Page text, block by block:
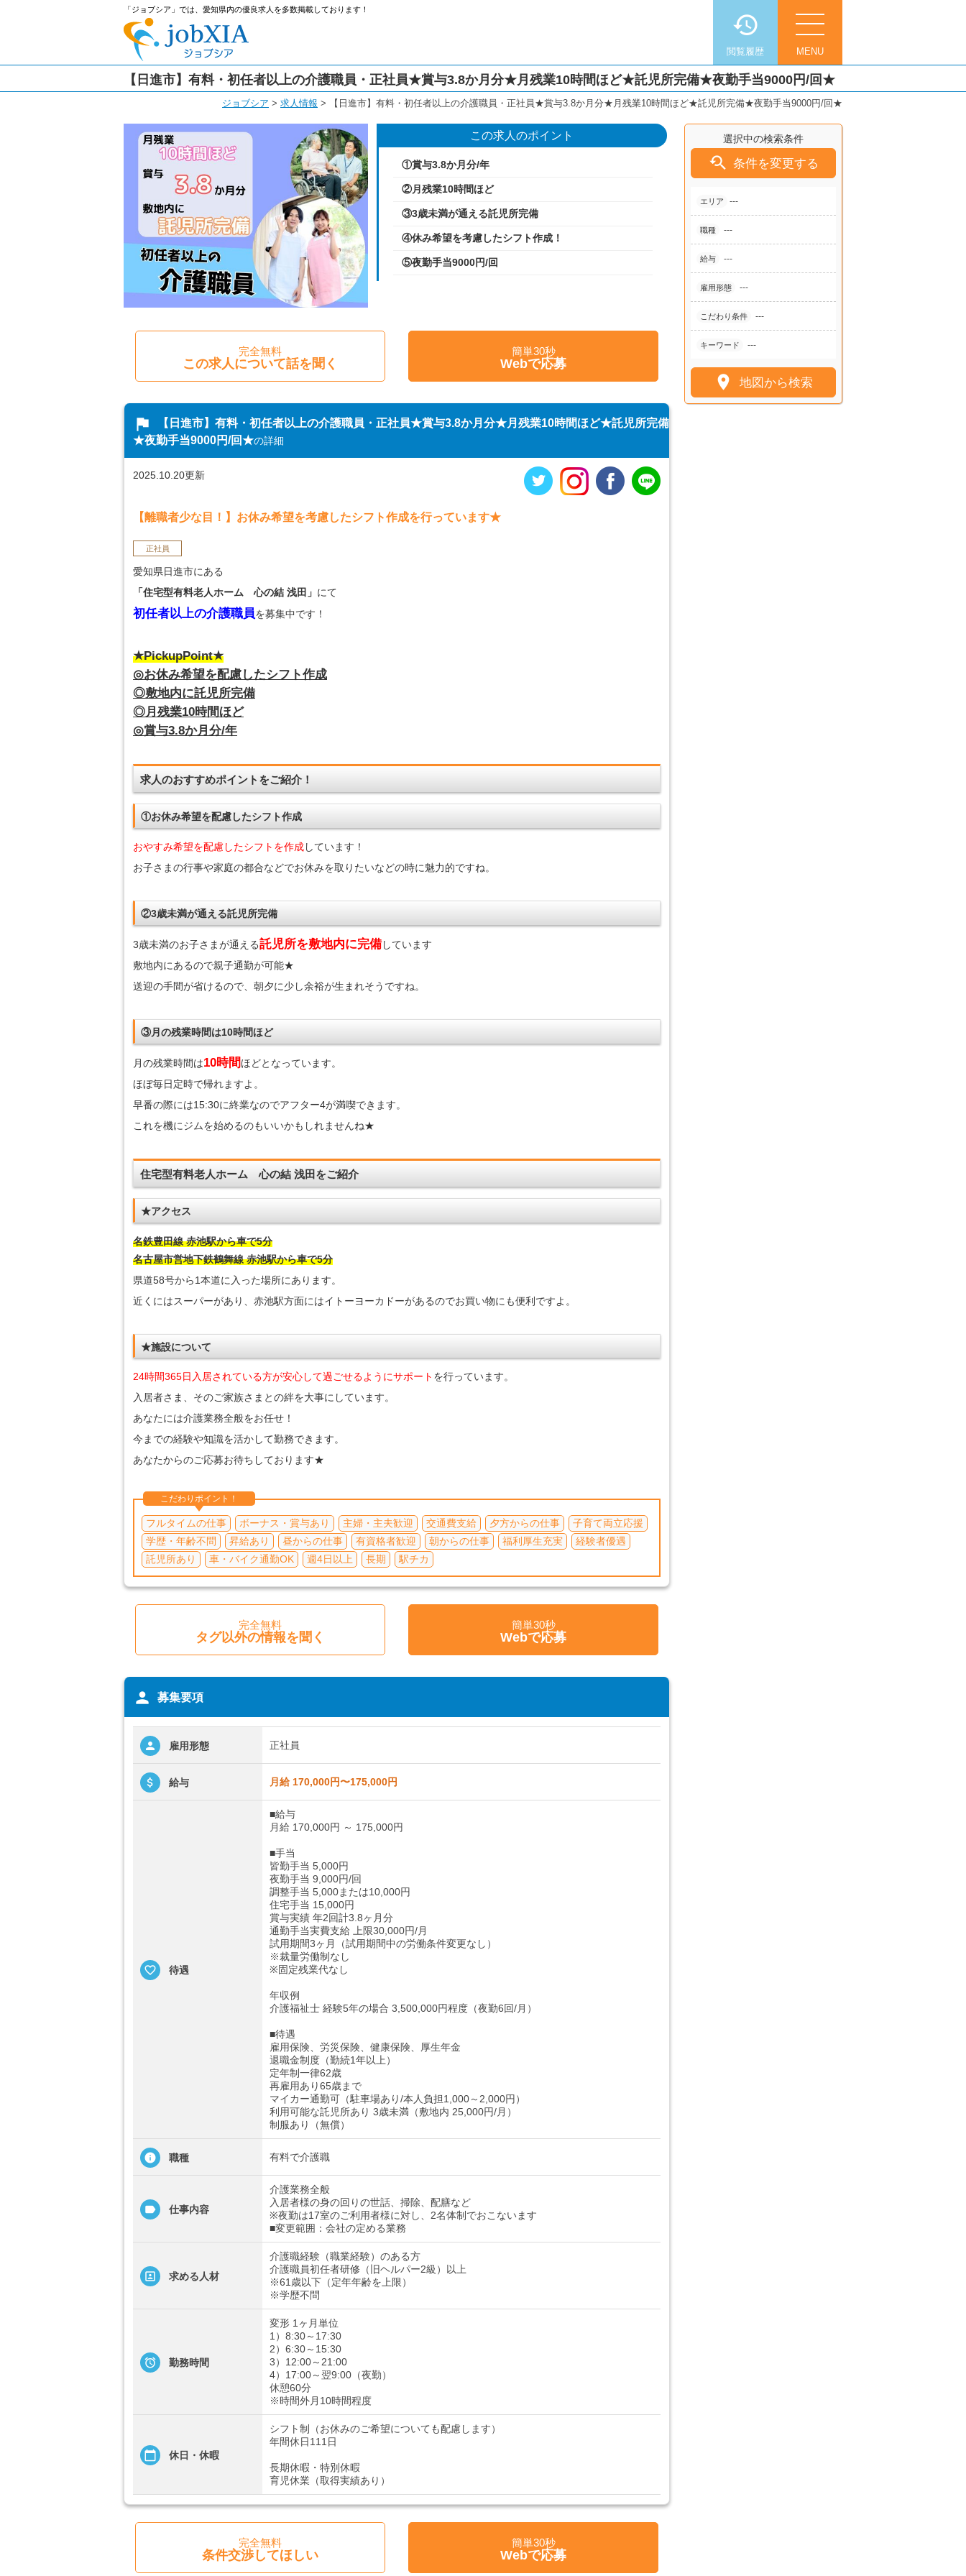
「ジョブシア」では、愛知県内の優良求人を多数掲載しております！
MENU
閲覧履歴
【日進市】有料・初任者以上の介護職員・正社員★賞与3.8か月分★月残業10時間ほど★託児所完備★夜勤手当9000円/回★
ジョブシア > 求人情報 > 【日進市】有料・初任者以上の介護職員・正社員★賞与3.8か月分★月残業10時間ほど★託児所完備★夜勤手当9000円/回★
選択中の検索条件
 条件を変更する
エリア ---
職種 ---
給与 ---
雇用形態 ---
こだわり条件 ---
キーワード ---
 地図から検索
この求人のポイント
①賞与3.8か月分/年
②月残業10時間ほど
③3歳未満が通える託児所完備
④休み希望を考慮したシフト作成！
⑤夜勤手当9000円/回
完全無料
この求人について話を聞く
簡単30秒
Webで応募
flag
【日進市】有料・初任者以上の介護職員・正社員★賞与3.8か月分★月残業10時間ほど★託児所完備
★夜勤手当9000円/回★の詳細
2025.10.20更新
【離職者少な目！】お休み希望を考慮したシフト作成を行っています★
正社員
愛知県日進市にある
「住宅型有料老人ホーム 心の結 浅田」 にて
初任者以上の介護職員を募集中です！
★PickupPoint★
◎お休み希望を配慮したシフト作成
◎敷地内に託児所完備
◎月残業10時間ほど
◎賞与3.8か月分/年
求人のおすすめポイントをご紹介！
①お休み希望を配慮したシフト作成
おやすみ希望を配慮したシフトを作成しています！
お子さまの行事や家庭の都合などでお休みを取りたいなどの時に魅力的ですね。
②3歳未満が通える託児所完備
3歳未満のお子さまが通える託児所を敷地内に完備しています
敷地内にあるので親子通勤が可能★
送迎の手間が省けるので、朝夕に少し余裕が生まれそうですね。
③月の残業時間は10時間ほど
月の残業時間は10時間ほどとなっています。
ほぼ毎日定時で帰れますよ。
早番の際には15:30に終業なのでアフター4が満喫できます。
これを機にジムを始めるのもいいかもしれませんね★
住宅型有料老人ホーム 心の結 浅田をご紹介
★アクセス
名鉄豊田線 赤池駅から車で5分
名古屋市営地下鉄鶴舞線 赤池駅から車で5分
県道58号から1本道に入った場所にあります。
近くにはスーパーがあり、赤池駅方面にはイトーヨーカドーがあるのでお買い物にも便利ですよ。
★施設について
24時間365日入居されている方が安心して過ごせるようにサポート を行っています。
入居者さま、そのご家族さまとの絆を大事にしています。
あなたには介護業務全般をお任せ！
今までの経験や知識を活かして勤務できます。
あなたからのご応募お待ちしております★
こだわりポイント！
フルタイムの仕事 ボーナス・賞与あり 主婦・主夫歓迎 交通費支給 夕方からの仕事
子育て両立応援
学歴・年齢不問
昇給あり 昼からの仕事 有資格者歓迎 朝からの仕事 福利厚生充実
経験者優遇
託児所あり
車・バイク通勤OK 週4日以上 長期 駅チカ
完全無料
タグ以外の情報を聞く
簡単30秒
Webで応募
person 募集要項
雇用形態 正社員
給与 月給 170,000円〜175,000円
待遇
■給与
月給 170,000円 ～ 175,000円
■手当
皆勤手当 5,000円
夜勤手当 9,000円/回
調整手当 5,000または10,000円
住宅手当 15,000円
賞与実績 年2回計3.8ヶ月分
通勤手当実費支給 上限30,000円/月
試用期間3ヶ月（試用期間中の労働条件変更なし）
※裁量労働制なし
※固定残業代なし
年収例
介護福祉士 経験5年の場合 3,500,000円程度（夜勤6回/月）
■待遇
雇用保険、労災保険、健康保険、厚生年金
退職金制度（勤続1年以上）
定年制一律62歳
再雇用あり65歳まで
マイカー通勤可（駐車場あり/本人負担1,000～2,000円）
利用可能な託児所あり 3歳未満（敷地内 25,000円/月）
制服あり（無償）
職種 有料で介護職
仕事内容
介護業務全般
入居者様の身の回りの世話、掃除、配膳など
※夜勤は17室のご利用者様に対し、2名体制でおこないます
■変更範囲：会社の定める業務
求める人材
介護職経験（職業経験）のある方
介護職員初任者研修（旧ヘルパー2級）以上
※61歳以下（定年年齢を上限）
※学歴不問
勤務時間
変形 1ヶ月単位
1）8:30～17:30
2）6:30～15:30
3）12:00～21:00
4）17:00～翌9:00（夜勤）
休憩60分
※時間外月10時間程度
休日・休暇
シフト制（お休みのご希望についても配慮します）
年間休日111日
長期休暇・特別休暇
育児休業（取得実績あり）
完全無料
条件交渉してほしい
簡単30秒
Webで応募